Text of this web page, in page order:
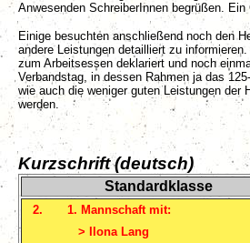
Anwesenden SchreiberInnen begrüßen.
Einige besuchten anschließend noch den
andere Leistungen detailliert zu
zum Arbeitsessen deklariert und noch
Verbandstag, in dessen Rahmen ja das
wie auch die weniger guten Leistungen
werden.
Kurzschrift (deutsch)
Standardklasse
2.
1. Mannschaft mit:
>
Ilona Lang